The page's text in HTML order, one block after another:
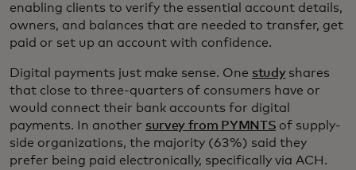
enabling clients to verify the essential account details,
owners, and balances that are needed to transfer, get
paid or set up an account with confidence.
Digital payments just make sense. One studyshares
that close to three-quarters of consumers have or
would connect their bank accounts for digital
payments. In another survey from PYMNTS of supply-
side organizations, the majority (63%) said they
prefer being paid electronically, specifically via ACH.